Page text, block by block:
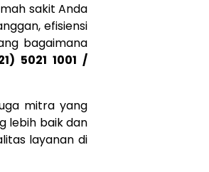
sakit Anda
efisiensi
bagaimana
5021 1001 /
mitra yang
lebih baik dan
layanan di